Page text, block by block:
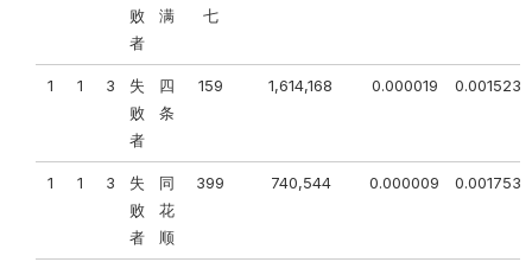
败
者
满
七
1 1 3
失
败
者
四
条
159 1,614,168 0.000019 0.001523
1 1 3
失
败
者
同
花
顺
399 740,544 0.000009 0.001753